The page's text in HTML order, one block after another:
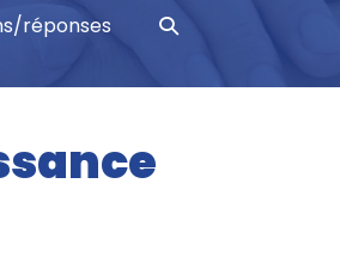
réponses
Basculer
recherche